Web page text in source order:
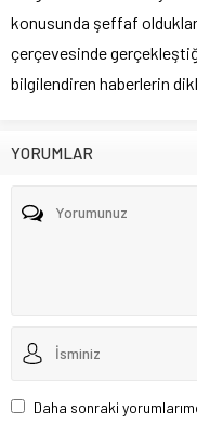
konusunda şeffaf
çerçevesinde
bilgilendiren haberlerin
YORUMLAR
Daha sonraki